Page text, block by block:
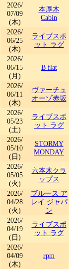
2026/
07/09
(木)
本厚木
Cabin
2026/
06/25
(木)
ライブスポ
ット ラグ
2026/
06/15
(月)
B flat
2026/
06/11
(木)
ヴァーチュ
オーゾ赤坂
2026/
05/23
(土)
ライブスポ
ット ラグ
2026/
05/10
(日)
STORMY
MONDAY
2026/
05/05
(火)
六本木クラ
ップス
2026/
04/28
(火)
ブルース ア
レイ ジャパ
ン
2026/
04/19
(日)
ライブスポ
ット ラグ
2026/
04/09
(木)
rpm